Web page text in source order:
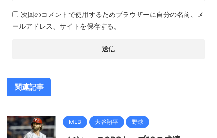
次回のコメントで使用するためブラウザーに自分の名前、メ
ールアドレス、サイトを保存する。
関連記事
MLB 大谷翔平 野球